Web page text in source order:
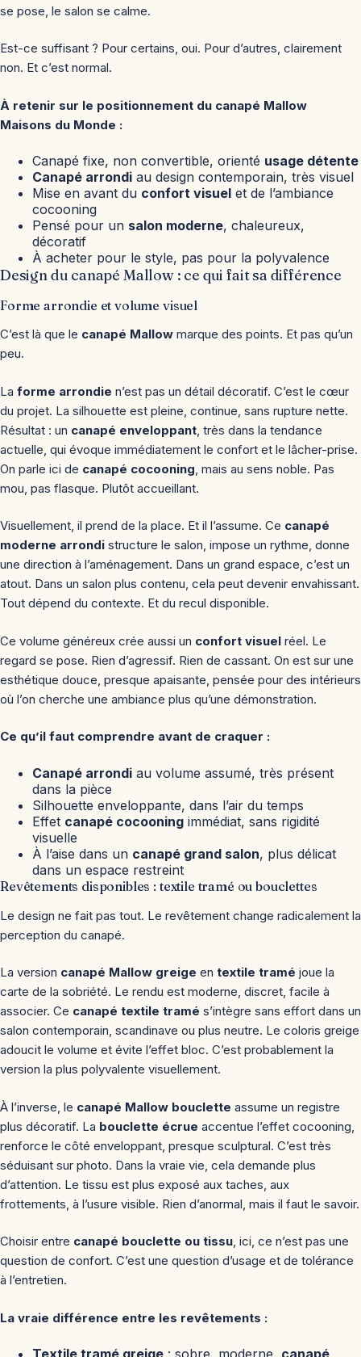
se pose, le salon se calme.
Est-ce suffisant ? Pour certains, oui. Pour d’autres, clairement
non. Et c’est normal.
À retenir sur le positionnement du canapé Mallow
Maisons du Monde :
Canapé fixe, non convertible, orienté usage détente
Canapé arrondi au design contemporain, très visuel
Mise en avant du confort visuel et de l’ambiance
cocooning
Pensé pour un salon moderne, chaleureux,
décoratif
À acheter pour le style, pas pour la polyvalence
Design du canapé Mallow : ce qui fait sa différence
Forme arrondie et volume visuel
C’est là que le canapé Mallow marque des points. Et pas qu’un
peu.
La forme arrondie n’est pas un détail décoratif. C’est le cœur
du projet. La silhouette est pleine, continue, sans rupture nette.
Résultat : un canapé enveloppant, très dans la tendance
actuelle, qui évoque immédiatement le confort et le lâcher-prise.
On parle ici de canapé cocooning, mais au sens noble. Pas
mou, pas flasque. Plutôt accueillant.
Visuellement, il prend de la place. Et il l’assume. Ce canapé
moderne arrondi structure le salon, impose un rythme, donne
une direction à l’aménagement. Dans un grand espace, c’est un
atout. Dans un salon plus contenu, cela peut devenir envahissant.
Tout dépend du contexte. Et du recul disponible.
Ce volume généreux crée aussi un confort visuel réel. Le
regard se pose. Rien d’agressif. Rien de cassant. On est sur une
esthétique douce, presque apaisante, pensée pour des intérieurs
où l’on cherche une ambiance plus qu’une démonstration.
Ce qu’il faut comprendre avant de craquer :
Canapé arrondi au volume assumé, très présent
dans la pièce
Silhouette enveloppante, dans l’air du temps
Effet canapé cocooning immédiat, sans rigidité
visuelle
À l’aise dans un canapé grand salon, plus délicat
dans un espace restreint
Revêtements disponibles : textile tramé ou bouclettes
Le design ne fait pas tout. Le revêtement change radicalement la
perception du canapé.
La version canapé Mallow greige en textile tramé joue la
carte de la sobriété. Le rendu est moderne, discret, facile à
associer. Ce canapé textile tramé s’intègre sans effort dans un
salon contemporain, scandinave ou plus neutre. Le coloris greige
adoucit le volume et évite l’effet bloc. C’est probablement la
version la plus polyvalente visuellement.
À l’inverse, le canapé Mallow bouclette assume un registre
plus décoratif. La bouclette écrue accentue l’effet cocooning,
renforce le côté enveloppant, presque sculptural. C’est très
séduisant sur photo. Dans la vraie vie, cela demande plus
d’attention. Le tissu est plus exposé aux taches, aux
frottements, à l’usure visible. Rien d’anormal, mais il faut le savoir.
Choisir entre canapé bouclette ou tissu, ici, ce n’est pas une
question de confort. C’est une question d’usage et de tolérance
à l’entretien.
La vraie différence entre les revêtements :